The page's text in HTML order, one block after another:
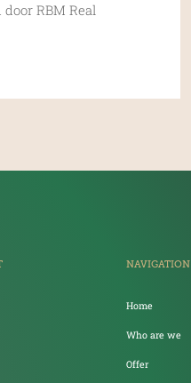
RBM Real
NAVIGATION
Home
Who are we
Offer